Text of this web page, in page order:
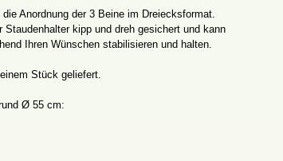
Anordnung der 3 Beine im Dreiecksformat.
kipp und dreh gesichert und kann
Ihren Wünschen stabilisieren und halten.
Stück geliefert.
Ø 55 cm: